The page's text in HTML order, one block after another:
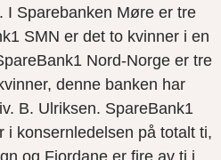
I Sparebanken Møre er tre
SMN er det to kvinner i en
Nord-Norge er tre
denne banken har
B. Ulriksen. SpareBank1
konsernledelsen på totalt ti,